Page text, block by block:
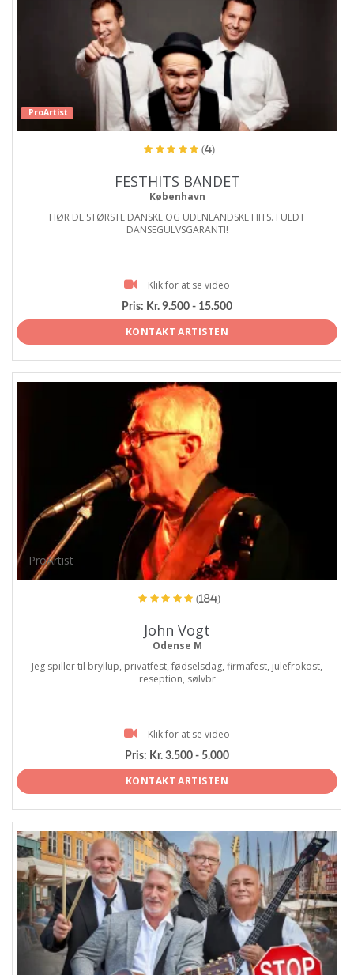
ProArtist
(4)
FESTHITS BANDET
København
HØR DE STØRSTE DANSKE OG UDENLANDSKE HITS. FULDT
DANSEGULVSGARANTI!
Klik for at se video
Pris: Kr. 9.500 - 15.500
KONTAKT ARTISTEN
ProArtist
(184)
John Vogt
Odense M
Jeg spiller til bryllup, privatfest, fødselsdag, firmafest, julefrokost,
reseption, sølvbr
Klik for at se video
Pris: Kr. 3.500 - 5.000
KONTAKT ARTISTEN